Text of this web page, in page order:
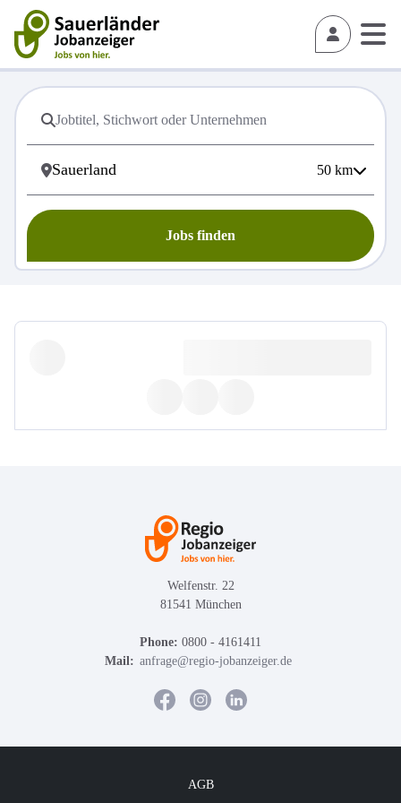
50 km
Jobs finden
Welfenstr. 22
81541 München
Phone: 0800 - 4161411
Mail: anfrage@regio-jobanzeiger.de
AGB